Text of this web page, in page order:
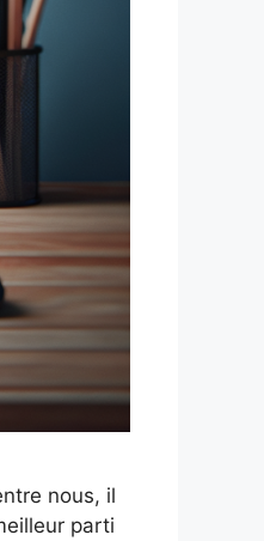
nous, il
parti